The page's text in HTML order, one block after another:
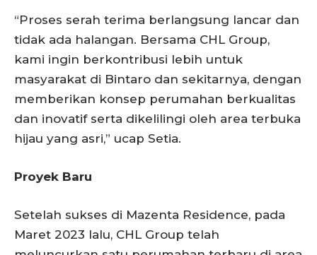
“Proses serah terima berlangsung lancar dan
tidak ada halangan. Bersama CHL Group,
kami ingin berkontribusi lebih untuk
masyarakat di Bintaro dan sekitarnya, dengan
memberikan konsep perumahan berkualitas
dan inovatif serta dikelilingi oleh area terbuka
hijau yang asri,” ucap Setia.
Proyek Baru
Setelah sukses di Mazenta Residence, pada
Maret 2023 lalu, CHL Group telah